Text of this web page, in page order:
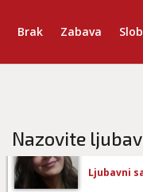
Brak Zabava
Nazovite
tel:0,93€ -